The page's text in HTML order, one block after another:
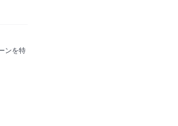
ンを特